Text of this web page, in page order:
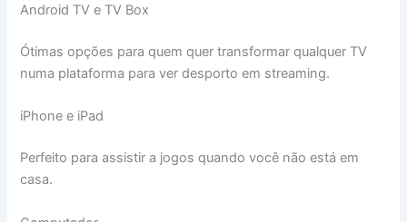
Android TV e TV Box
Ótimas opções para quem quer transformar qualquer TV
numa plataforma para ver desporto em streaming.
iPhone e iPad
Perfeito para assistir a jogos quando você não está em
casa.